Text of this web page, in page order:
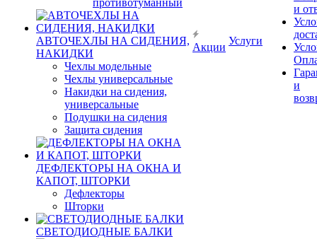
противотуманный
АВТОЧЕХЛЫ НА СИДЕНИЯ,
НАКИДКИ
Чехлы модельные
Чехлы универсальные
Накидки на сидения,
универсальные
Подушки на сидения
Защита сидения
ДЕФЛЕКТОРЫ НА ОКНА И
КАПОТ, ШТОРКИ
Дефлекторы
Шторки
СВЕТОДИОДНЫЕ БАЛКИ
Акции
Услуги
и
и